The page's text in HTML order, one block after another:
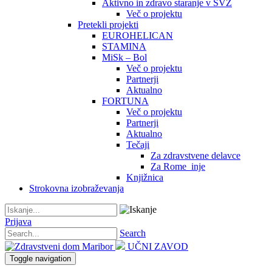
Aktivno in zdravo staranje v SVZ
Več o projektu
Pretekli projekti
EUROHELICAN
STAMINA
MiSk – Bol
Več o projektu
Partnerji
Aktualno
FORTUNA
Več o projektu
Partnerji
Aktualno
Tečaji
Za zdravstvene delavce
Za Rome_inje
Knjižnica
Strokovna izobraževanja
Prijava
Search
UČNI ZAVOD
Toggle navigation